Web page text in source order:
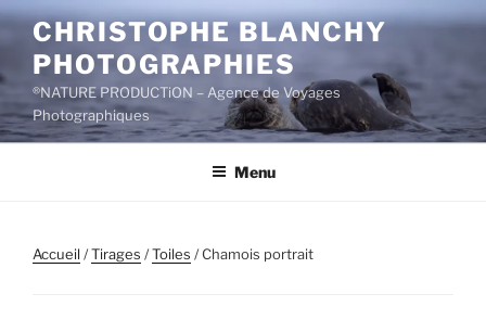
Aller
contenu
principal
CHRISTOPHE BLANCHY
PHOTOGRAPHIES
®NATURE PRODUCTiON – Agence de Voyages
Photographiques
Menu
Accueil/Tirages /Toiles / Chamois portrait